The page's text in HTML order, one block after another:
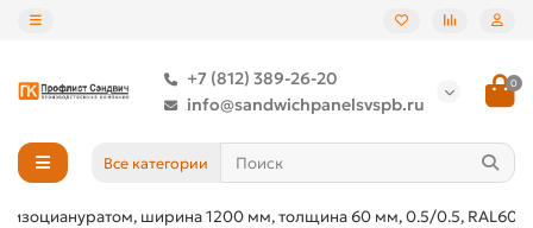
+7 (812) 389-26-20
info@sandwichpanelsvspb.ru
0
Все категории
ширина 1200 мм, толщина 60 мм, 0.5/0.5,